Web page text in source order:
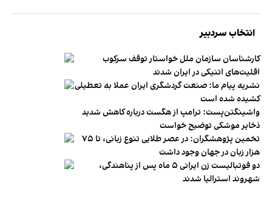
انتخاب سردبیر
کارشناسان سازمان ملل خواستار توقف سرکوب
اقلیت‌های اتنیکی در ایران شدند
نشریه پیام ما: صنعت گردشگری ایران عملا به تعطیلی
کشیده شده است
واشینگتن‌پست: ترامپ از هگست درباره کاهش شدید
ذخایر موشکی توضیح خواست
تخمین پژوهشگران: در عصر طلایی تنوع زبانی، تا ۷۵
هزار زبان در جهان وجود داشت
دو فوتبالیست زن ایرانی ۵ ماه پس از پناهندگی،
شهروند استرالیا شدند